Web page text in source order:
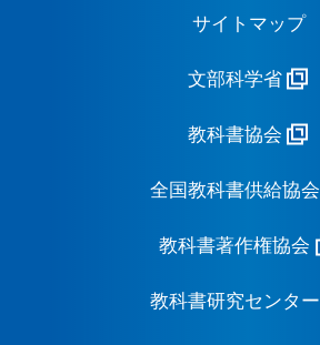
サイトマップ
文部科学省
教科書協会
全国教科書供給協会
教科書著作権協会
教科書研究センター